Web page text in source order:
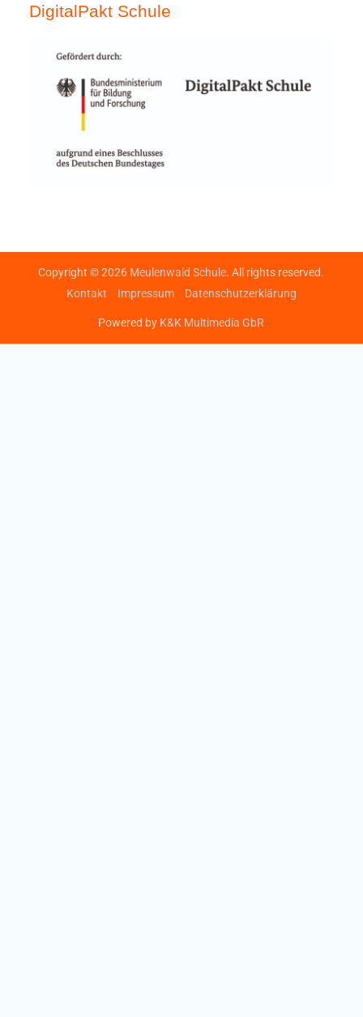
DigitalPakt Schule
Copyright © 2026 Meulenwald Schule. All rights reserved.
Kontakt
Impressum Datenschutzerklärung
Powered by K&K Multimedia GbR